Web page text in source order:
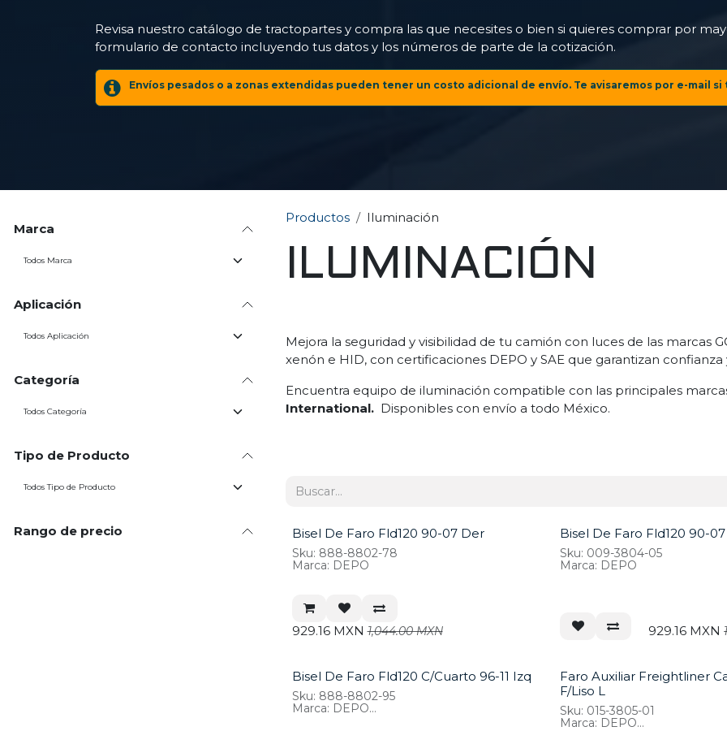
Revisa nuestro catálogo de tractopartes y compra las que necesites o bien si quieres comprar por
formulario de contacto incluyendo tus datos y los números de parte de la cotización.
Envíos pesados o a zonas extendidas pueden tener un costo adicional de envío. Te avisaremos por e-mail
Marca
Aplicación
Categoría
Tipo de Producto
Rango de precio
Productos Iluminación
ILUMINACIÓN
Mejora la seguridad y visibilidad de tu camión con luces de las marcas
xenón e HID, con certificaciones DEPO y SAE que garantizan
Encuentra equipo de iluminación compatible con las principales
International. Disponibles con envío a todo México.
Bisel De Faro Fld120 90-07 Der
Sku: 888-8802-78
Marca: DEPO
929.16MXN 1,044.00MXN
Bisel De Faro Fld120 90-
Sku: 009-3804-05
Marca: DEPO
929.16 MXN
Bisel De Faro Fld120 C/Cuarto 96-11 Izq
Sku: 888-8802-95
Marca: DEPO
Faro Auxiliar Freightliner
F/Liso L
Sku: 015-3805-01
Marca: DEPO